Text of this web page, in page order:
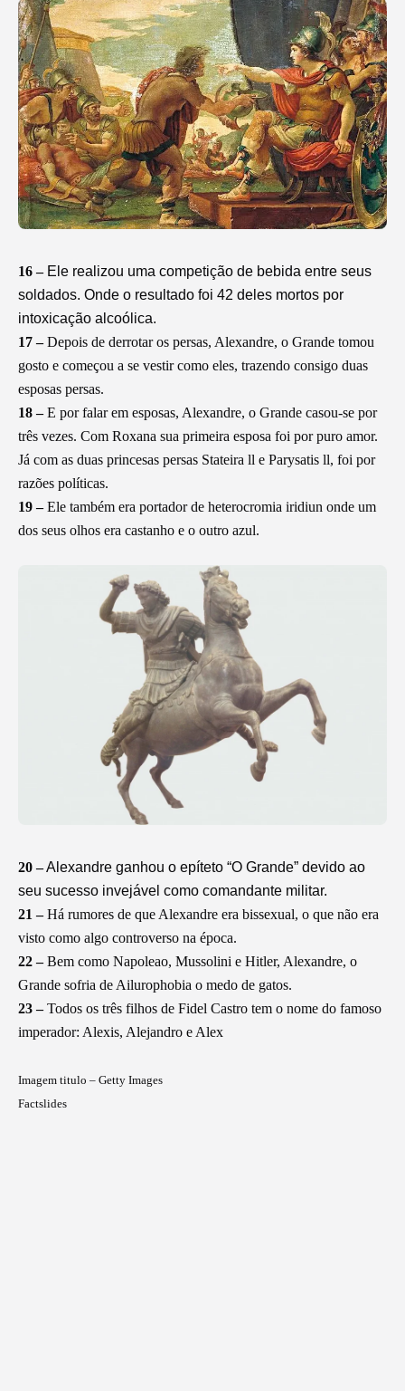
16 –Ele realizou uma competição de bebida entre seus
soldados. Onde o resultado foi 42 deles mortos por
intoxicação alcoólica.
17 –Depois de derrotar os persas, Alexandre, o Grande tomou
gosto e começou a se vestir como eles, trazendo consigo duas
esposas persas.
18 –E por falar em esposas, Alexandre, o Grande casou-se por
três vezes. Com Roxana sua primeira esposa foi por puro amor.
Já com as duas princesas persas Stateira ll e Parysatis ll, foi por
razões políticas.
19 –Ele também era portador de heterocromia iridiun onde um
dos seus olhos era castanho e o outro azul.
20 –Alexandre ganhou o epíteto “O Grande” devido ao
seu sucesso invejável como comandante militar.
21 –Há rumores de que Alexandre era bissexual, o que não era
visto como algo controverso na época.
22 –Bem como Napoleao, Mussolini e Hitler, Alexandre, o
Grande sofria de Ailurophobia o medo de gatos.
23 –Todos os três filhos de Fidel Castro tem o nome do famoso
imperador: Alexis, Alejandro e Alex
Imagem titulo – Getty Images
Factslides